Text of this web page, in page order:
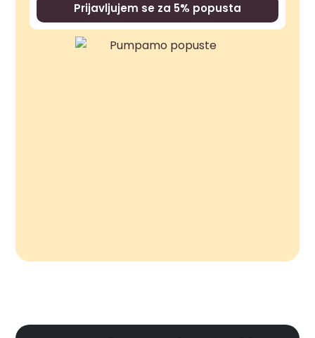
Prijavljujem se za 5% popusta